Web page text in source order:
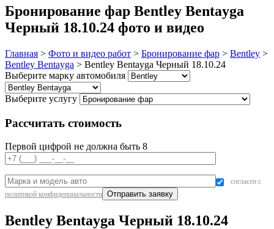
Бронирование фар Bentley Bentayga
Черный 18.10.24 фото и видео
Главная > Фото и видео работ > Бронирование фар > Bentley >
Bentley Bentayga > Bentley Bentayga Черный 18.10.24
Выберите марку автомобиля
Выберите услугу
Рассчитать стоимость
Первой цифрой не должна быть 8
согласен с
политикой конфиденциальности
Bentley Bentayga Черный 18.10.24